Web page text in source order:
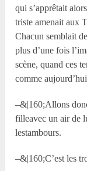
qui s’apprêtait
triste amenait aux
Chacun semblait
plus d’une fois
scène, quand ces
comme
–&|160;Allons
filleavec un air de
lestambours.
–&|160;C’est les